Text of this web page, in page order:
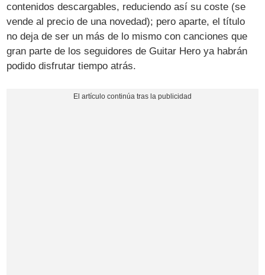
contenidos descargables, reduciendo así su coste (se
vende al precio de una novedad); pero aparte, el título
no deja de ser un más de lo mismo con canciones que
gran parte de los seguidores de Guitar Hero ya habrán
podido disfrutar tiempo atrás.